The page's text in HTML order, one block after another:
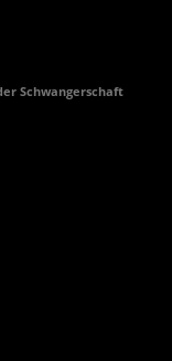
Schwangerschaft